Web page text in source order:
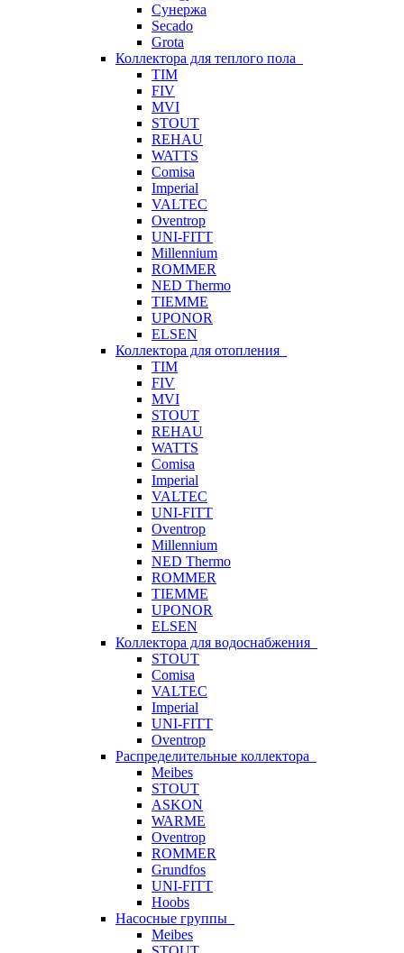
Сунержа
Secado
Grota
Коллектора для теплого пола
TIM
FIV
MVI
STOUT
REHAU
WATTS
Comisa
Imperial
VALTEC
Oventrop
UNI-FITT
Millennium
ROMMER
NED Thermo
TIEMME
UPONOR
ELSEN
Коллектора для отопления
TIM
FIV
MVI
STOUT
REHAU
WATTS
Comisa
Imperial
VALTEC
UNI-FITT
Oventrop
Millennium
NED Thermo
ROMMER
TIEMME
UPONOR
ELSEN
Коллектора для водоснабжения
STOUT
Comisa
VALTEC
Imperial
UNI-FITT
Oventrop
Распределительные коллектора
Meibes
STOUT
ASKON
WARME
Oventrop
ROMMER
Grundfos
UNI-FITT
Hoobs
Насосные группы
Meibes